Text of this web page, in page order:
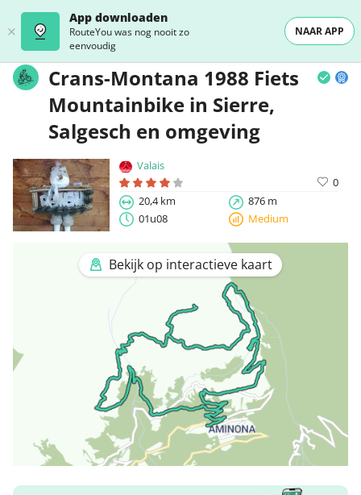
App downloaden
RouteYou was nog nooit zo
eenvoudig
NAAR APP
Crans-Montana 1988 Fiets
Mountainbike in Sierre,
Salgesch en omgeving
Valais
0
20,4 km
876 m
01u08
Medium
Bekijk op interactieve kaart